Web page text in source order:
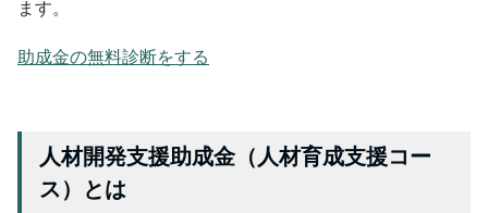
ます。
助成金の無料診断をする
人材開発支援助成金（人材育成支援コー
ス）とは